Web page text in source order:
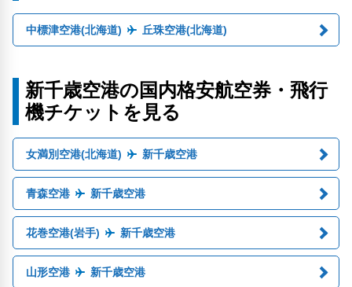
中標津空港(北海道) 丘珠空港(北海道)
新千歳空港の国内格安航空券・飛行
機チケットを見る
女満別空港(北海道) 新千歳空港
青森空港 新千歳空港
花巻空港(岩手) 新千歳空港
山形空港 新千歳空港